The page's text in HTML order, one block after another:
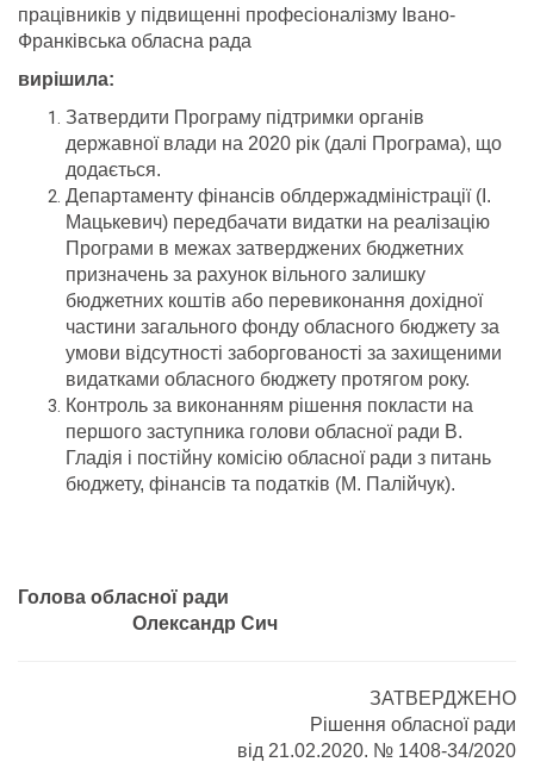
працівників у підвищенні професіоналізму Івано-
Франківська обласна рада
вирішила:
Затвердити Програму підтримки органів
державної влади на 2020 рік (далі Програма), що
додається.
Департаменту фінансів облдержадміністрації (І.
Мацькевич) передбачати видатки на реалізацію
Програми в межах затверджених бюджетних
призначень за рахунок вільного залишку
бюджетних коштів або перевиконання дохідної
частини загального фонду обласного бюджету за
умови відсутності заборгованості за захищеними
видатками обласного бюджету протягом року.
Контроль за виконанням рішення покласти на
першого заступника голови обласної ради В.
Гладія і постійну комісію обласної ради з питань
бюджету, фінансів та податків (М. Палійчук).
Голова обласної ради
Олександр Сич
ЗАТВЕРДЖЕНО
Рішення обласної ради
від 21.02.2020. № 1408-34/2020